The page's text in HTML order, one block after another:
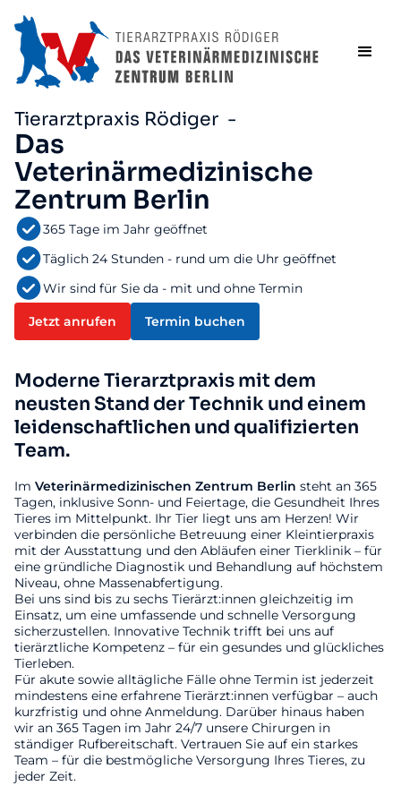
Tierarztpraxis Rödiger -
Das
Veterinärmedizinische
Zentrum Berlin
365 Tage im Jahr geöffnet
Täglich 24 Stunden - rund um die Uhr geöffnet
Wir sind für Sie da - mit und ohne Termin
Jetzt anrufen Termin buchen
Moderne Tierarztpraxis mit dem
neusten Stand der Technik und einem
leidenschaftlichen und qualifizierten
Team.
Im Veterinärmedizinischen Zentrum Berlin steht an 365
Tagen, inklusive Sonn- und Feiertage, die Gesundheit Ihres
Tieres im Mittelpunkt. Ihr Tier liegt uns am Herzen! Wir
verbinden die persönliche Betreuung einer Kleintierpraxis
mit der Ausstattung und den Abläufen einer Tierklinik – für
eine gründliche Diagnostik und Behandlung auf höchstem
Niveau, ohne Massenabfertigung.
Bei uns sind bis zu sechs Tierärzt:innen gleichzeitig im
Einsatz, um eine umfassende und schnelle Versorgung
sicherzustellen. Innovative Technik trifft bei uns auf
tierärztliche Kompetenz – für ein gesundes und glückliches
Tierleben.
Für akute sowie alltägliche Fälle ohne Termin ist jederzeit
mindestens eine erfahrene Tierärzt:innen verfügbar – auch
kurzfristig und ohne Anmeldung. Darüber hinaus haben
wir an 365 Tagen im Jahr 24/7 unsere Chirurgen in
ständiger Rufbereitschaft. Vertrauen Sie auf ein starkes
Team – für die bestmögliche Versorgung Ihres Tieres, zu
jeder Zeit.